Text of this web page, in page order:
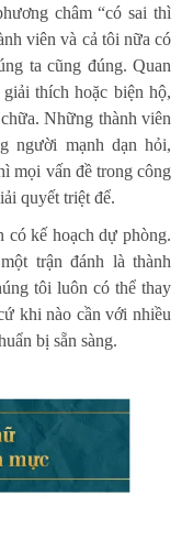
châm “có sai thì
viên và cả tôi nữa có
ta cũng đúng. Quan
thích hoặc biện hộ,
Những thành viên
người mạnh dạn hỏi,
mọi vấn đề trong công
quyết triệt để.
có kế hoạch dự phòng.
trận đánh là thành
tôi luôn có thể thay
khi nào cần với nhiều
bị sẵn sàng.